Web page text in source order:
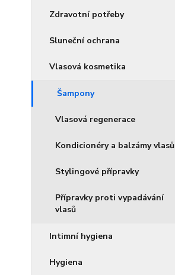
Zdravotní potřeby
Sluneční ochrana
Vlasová kosmetika
Šampony
Vlasová regenerace
Kondicionéry a balzámy vlasů
Stylingové přípravky
Přípravky proti vypadávání
vlasů
Intimní hygiena
Hygiena